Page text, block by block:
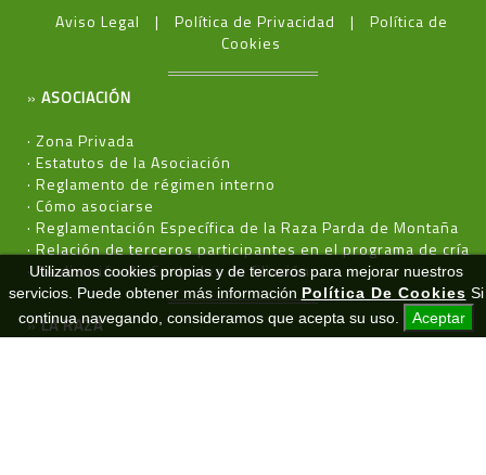
Aviso Legal Política de Privacidad
Política de
Cookies
» ASOCIACIÓN
· Zona Privada
· Estatutos de la Asociación
· Reglamento de régimen interno
· Cómo asociarse
· Reglamentación Específica de la Raza Parda de Montaña
·Relación de terceros participantes en el programa de cría
·Realización de Controles de filiación
»LA RAZA
Utilizamos cookies propias y de terceros para mejorar nuestros
servicios. Puede obtener más información Política De Cookies Si
continua navegando, consideramos que acepta su uso.
Aceptar